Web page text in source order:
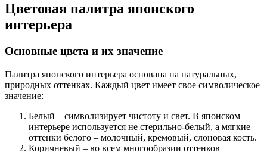
Цветовая палитра японского
интерьера
Основные цвета и их значение
Палитра японского интерьера основана на натуральных,
природных оттенках. Каждый цвет имеет свое символическое
значение:
Белый – символизирует чистоту и свет. В японском
интерьере используется не стерильно-белый, а мягкие
оттенки белого – молочный, кремовый, слоновая кость.
Коричневый – во всем многообразии оттенков